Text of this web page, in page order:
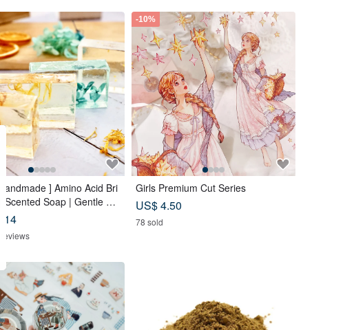
] Amino Acid Bri
Scented Soap | Gentle Cl
Face, Body & Hands
reviews
-10%
Girls Premium Cut Series
US$ 4.50
78 sold